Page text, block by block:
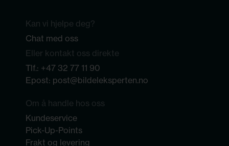
Kan vi hjelpe deg?
Chat med oss
Eller kontakt oss direkte
Tlf.: +47 32 77 11 90
Epost: post@bildeleksperten.no
Om å handle hos oss
Kundeservice
Pick-Up-Points
Frakt og levering